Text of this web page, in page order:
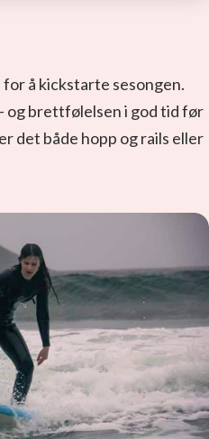
for å kickstarte sesongen.
og brettfølelsen i god tid før
det både hopp og rails eller